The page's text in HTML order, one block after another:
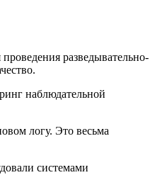
разведывательно-
наблюдательной
логу. Это весьма
системами